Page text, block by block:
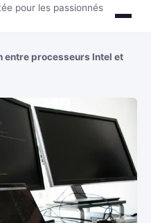
pour les passionnés
entre processeurs Intel et